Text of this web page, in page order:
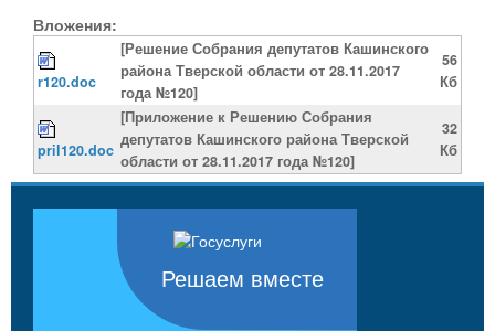
Вложения:
r120.doc
[Решение Собрания депутатов Кашинского
района Тверской области от 28.11.2017
года №120]
56
Кб
pril120.doc
[Приложение к Решению Собрания
депутатов Кашинского района Тверской
области от 28.11.2017 года №120]
32
Кб
Решаем вместе